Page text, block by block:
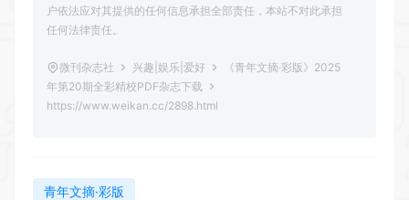
户依法应对其提供的任何信息承担全部责任，本站不对此承担
任何法律责任。
微刊杂志社 兴趣|娱乐|爱好
《青年文摘·彩版》2025
年第20期全彩精校PDF杂志下载
https://www.weikan.cc/2898.html
青年文摘·彩版